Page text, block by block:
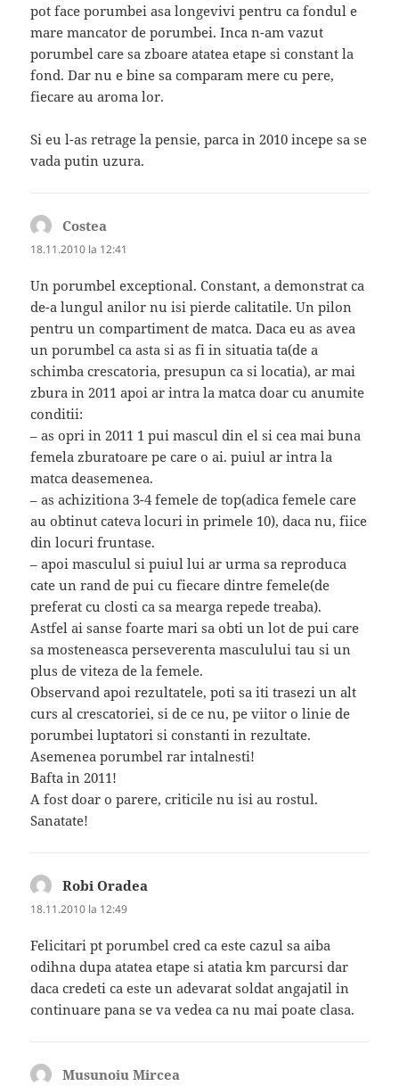
pot face porumbei asa longevivi pentru ca fondul e
mare mancator de porumbei. Inca n-am vazut
porumbel care sa zboare atatea etape si constant la
fond. Dar nu e bine sa comparam mere cu pere,
fiecare au aroma lor.
Si eu l-as retrage la pensie, parca in 2010 incepe sa se
vada putin uzura.
Costea
18.11.2010 la 12:41
Un porumbel exceptional. Constant, a demonstrat ca
de-a lungul anilor nu isi pierde calitatile. Un pilon
pentru un compartiment de matca. Daca eu as avea
un porumbel ca asta si as fi in situatia ta(de a
schimba crescatoria, presupun ca si locatia), ar mai
zbura in 2011 apoi ar intra la matca doar cu anumite
conditii:
– as opri in 2011 1 pui mascul din el si cea mai buna
femela zburatoare pe care o ai. puiul ar intra la
matca deasemenea.
– as achizitiona 3-4 femele de top(adica femele care
au obtinut cateva locuri in primele 10), daca nu, fiice
din locuri fruntase.
– apoi masculul si puiul lui ar urma sa reproduca
cate un rand de pui cu fiecare dintre femele(de
preferat cu closti ca sa mearga repede treaba).
Astfel ai sanse foarte mari sa obti un lot de pui care
sa mosteneasca perseverenta masculului tau si un
plus de viteza de la femele.
Observand apoi rezultatele, poti sa iti trasezi un alt
curs al crescatoriei, si de ce nu, pe viitor o linie de
porumbei luptatori si constanti in rezultate.
Asemenea porumbel rar intalnesti!
Bafta in 2011!
A fost doar o parere, criticile nu isi au rostul.
Sanatate!
Robi Oradea
18.11.2010 la 12:49
Felicitari pt porumbel cred ca este cazul sa aiba
odihna dupa atatea etape si atatia km parcursi dar
daca credeti ca este un adevarat soldat angajatil in
continuare pana se va vedea ca nu mai poate clasa.
Musunoiu Mircea